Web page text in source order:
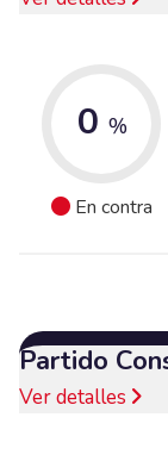
0 %
En contra
Partido
Ver detalles